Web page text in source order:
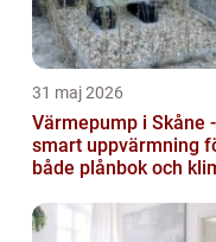
31 maj 2026
Värmepump i Skåne -
smart uppvärmning
både plånbok och